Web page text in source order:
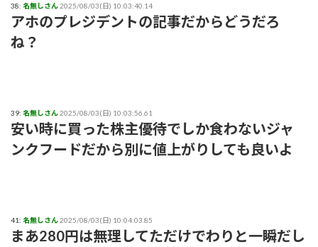
38: 名無しさん2025/08/03(日) 10:03:40.14
アホのプレジデントの記事だからどうだろ
ね？
39: 名無しさん2025/08/03(日) 10:03:56.61
安い時に買った株主優待でしか食わないジャ
ンクフードだから別に値上がりしても良いよ
41: 名無しさん2025/08/03(日) 10:04:03.85
まあ280円は無理してただけでわりと一瞬だし